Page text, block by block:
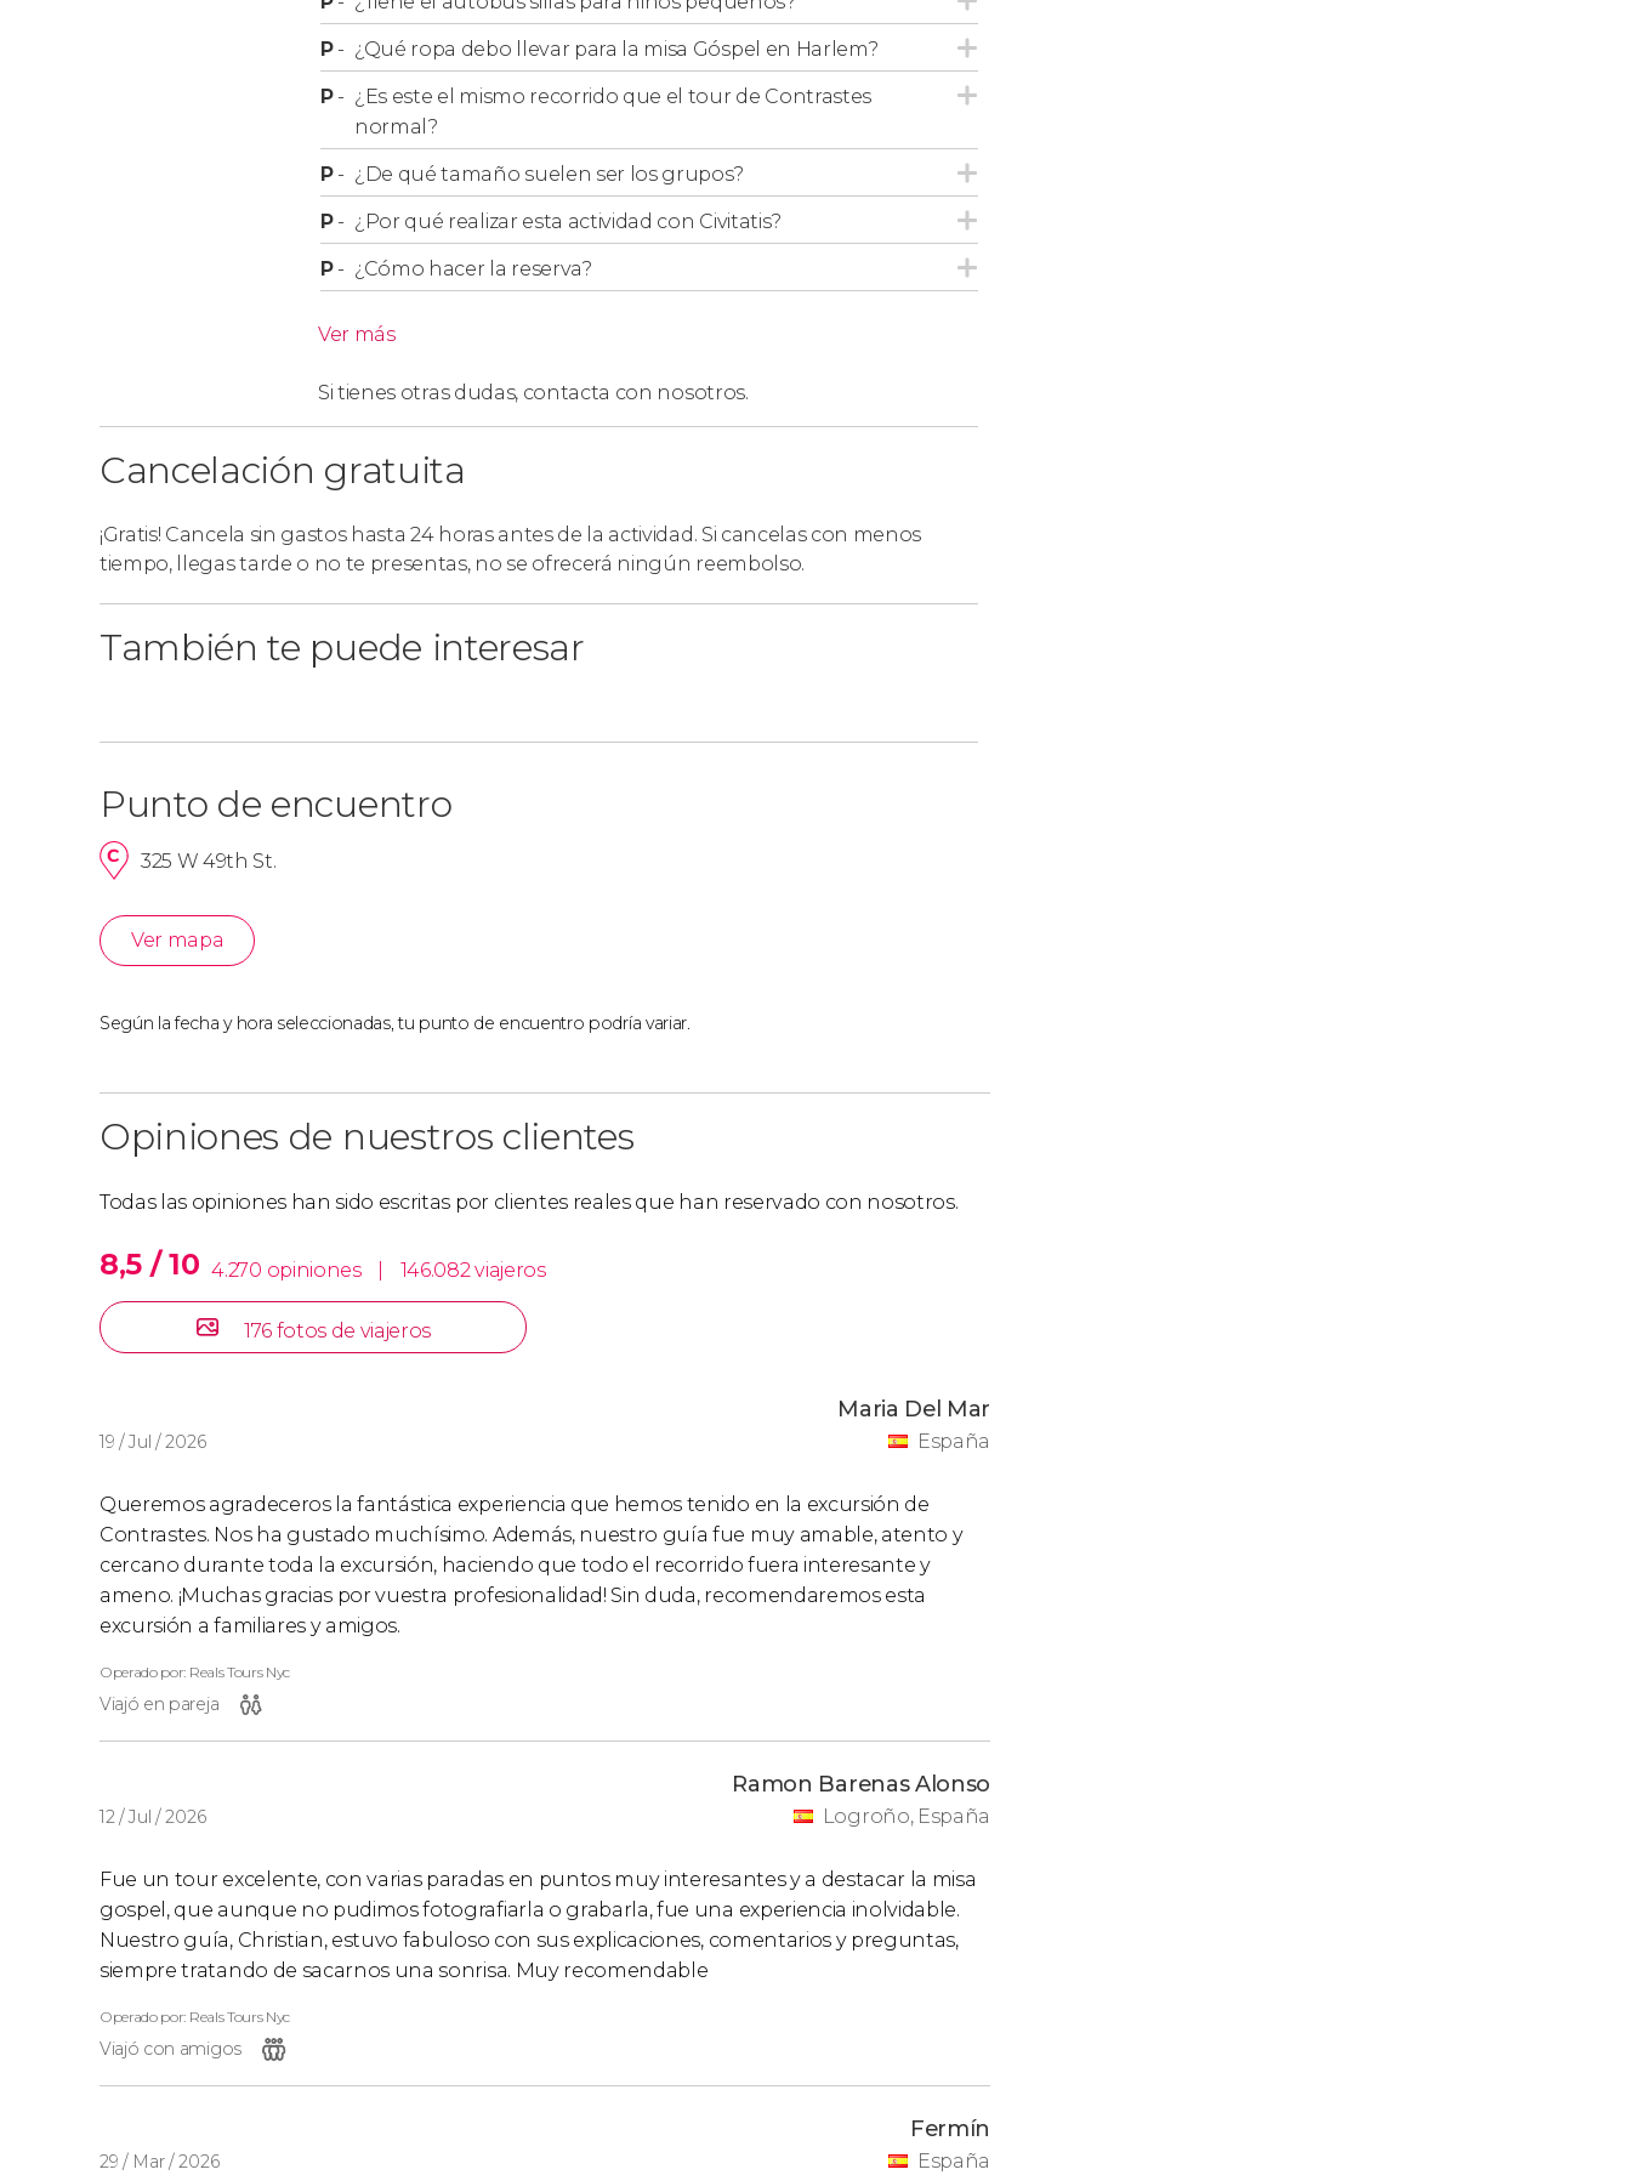
de Williamsburg. ¿Sabíais que allí vive la segunda comunidad judía más grande
Al finalizar este tour de entre 6 y 7 horas de duración, tendréis dos opciones:quedaros en
para cruzar caminando el famoso puente, o terminar la ruta en
seguir descubriendo sectores cercanos comoLittle Italy,SoHooGreenwich Village
Información sobre la Misa Góspel
dependerá totalmente del día, el número de turistas y la época del año. Por otro lado, esta
por lo que es importante planificarla con antelación.
P- ¿Qué ropa debo llevar para la misa Góspel en Harlem?
P- ¿Es este el mismo recorrido que el tour de Contrastes
normal?
P- ¿De qué tamaño suelen ser los grupos?
P- ¿Por qué realizar esta actividad con Civitatis?
P- ¿Cómo hacer la reserva?
Ver más
Si tienes otras dudas, contacta con nosotros.
Cancelación gratuita
¡Gratis! Cancela sin gastos hasta 24 horas antes de la actividad. Si cancelas con menos
tiempo, llegas tarde o no te presentas, no se ofrecerá ningún reembolso.
También te puede interesar
Punto de encuentro
325 W 49th St.
Ver mapa
Según la fecha y hora seleccionadas, tu punto de encuentro podría variar.
Opiniones de nuestros clientes
Todas las opiniones han sido escritas por clientes reales que han reservado con nosotros.
8,5 / 10 4.270 opiniones 146.082 viajeros
176 fotos de viajeros
19 / Jul / 2026
Maria Del Mar
España
Queremos agradeceros la fantástica experiencia que hemos tenido en la excursión de
Contrastes. Nos ha gustado muchísimo. Además, nuestro guía fue muy amable, atento y
cercano durante toda la excursión, haciendo que todo el recorrido fuera interesante y
ameno. ¡Muchas gracias por vuestra profesionalidad! Sin duda, recomendaremos esta
excursión a familiares y amigos.
Operado por: Reals Tours Nyc
Viajó en pareja
12 / Jul / 2026
Ramon Barenas Alonso
Logroño, España
Fue un tour excelente, con varias paradas en puntos muy interesantes y a destacar la misa
gospel, que aunque no pudimos fotografiarla o grabarla, fue una experiencia inolvidable.
Nuestro guía, Christian, estuvo fabuloso con sus explicaciones, comentarios y preguntas,
siempre tratando de sacarnos una sonrisa. Muy recomendable
Operado por: Reals Tours Nyc
Viajó con amigos
29 / Mar / 2026
Fermín
España